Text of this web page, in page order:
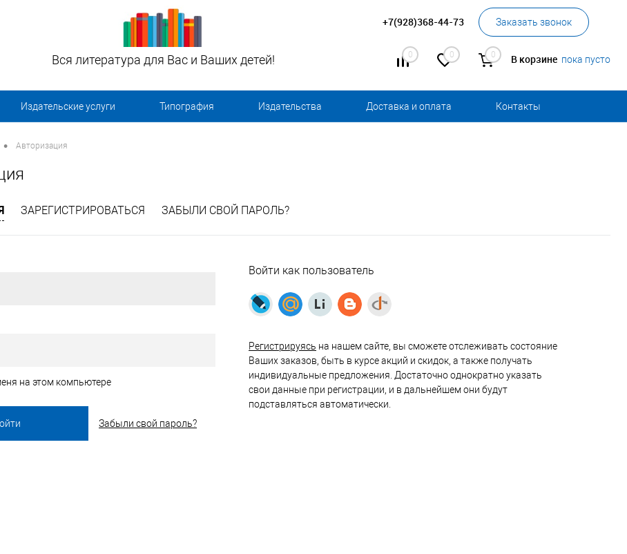
+7(928)368-44-73 Заказать звонок
0 0 0 В корзине пока пусто
Вся литература для Вас и Ваших детей!
Издательские услуги Типография Издательства Доставка и оплата Контакты
• Авторизация
ЗАРЕГИСТРИРОВАТЬСЯ ЗАБЫЛИ СВОЙ ПАРОЛЬ?
на этом компьютере
Забыли свой пароль?
Войти как пользователь
Регистрируясь на нашем сайте, вы сможете отслеживать состояние
Ваших заказов, быть в курсе акций и скидок, а также получать
индивидуальные предложения. Достаточно однократно указать
свои данные при регистрации, и в дальнейшем они будут
подставляться автоматически.